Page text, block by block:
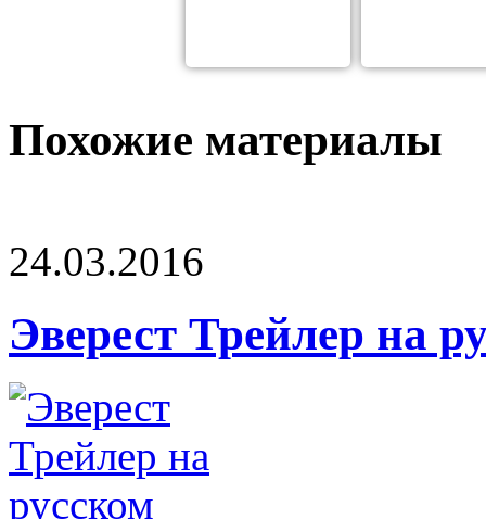
Похожие материалы
24.03.2016
Эверест Трейлер на